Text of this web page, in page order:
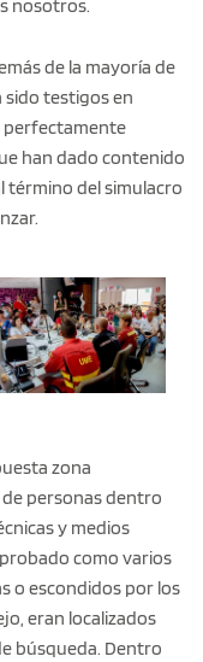
nosotros.
de la mayoría de
sido testigos en
perfectamente
han dado contenido
término del simulacro
zona
personas dentro
y medios
como varios
o escondidos por los
eran localizados
búsqueda. Dentro